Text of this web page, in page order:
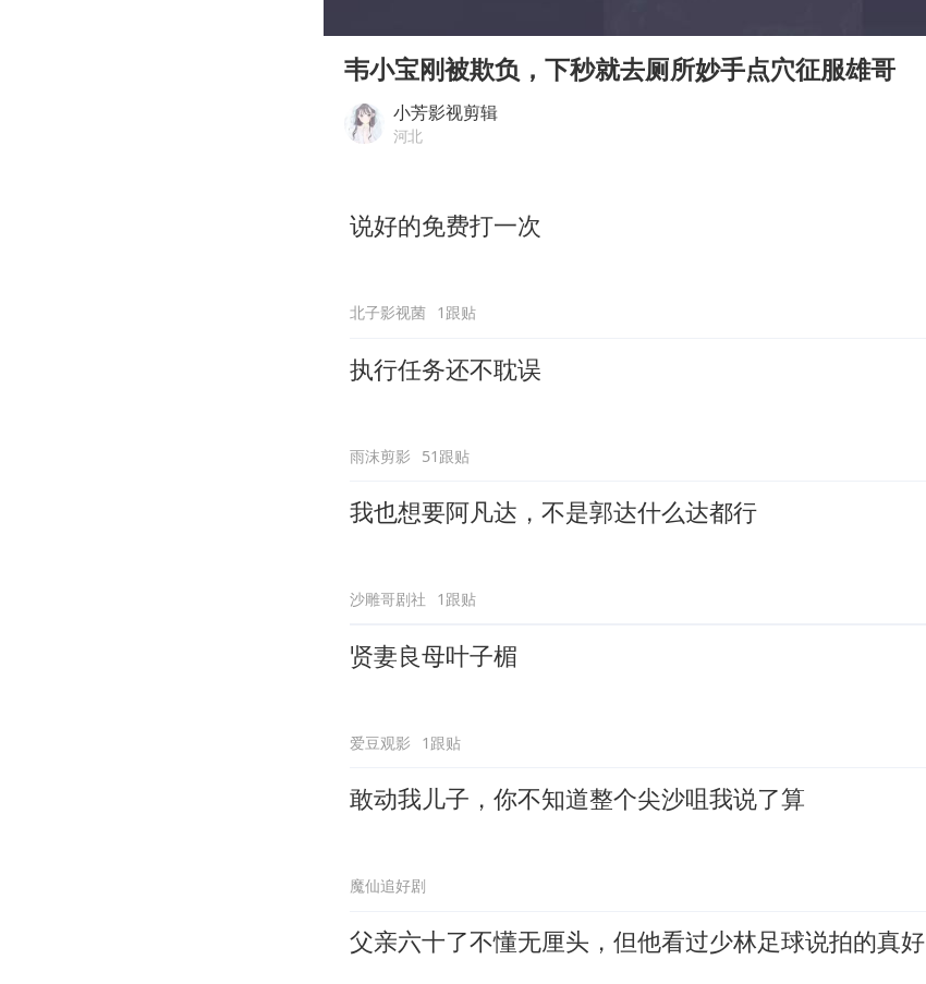
酒店回应车内过夜被收150元
杭州全市有序停课
全民健身事业高质量发展
韦小宝刚被欺负，下秒就去厕所妙手点穴征服雄哥
小芳影视剪辑
河北
说好的免费打一次
北子影视菌 1跟贴
执行任务还不耽误
雨沫剪影 51跟贴
我也想要阿凡达，不是郭达什么达都行
沙雕哥剧社 1跟贴
贤妻良母叶子楣
爱豆观影 1跟贴
敢动我儿子，你不知道整个尖沙咀我说了算
魔仙追好剧
父亲六十了不懂无厘头，但他看过少林足球说拍的真好